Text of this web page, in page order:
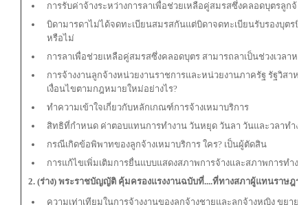
การรับค่าจ้างระหว่างการลาเพื่อช่วยเหลือคู่สมรสซึ่งคลอดบุตรลูกจ้า
บิดามารดาไม่ได้จดทะเบียนสมรสกันแต่บิดาจดทะเบียนรับรองบุตรบิ
หรือไม่
การลาเพื่อช่วยเหลือคู่สมรสซึ่งคลอดบุตร สามารถลาเป็นช่วงเวลาหรื
การจ้างงานลูกจ้างหน่วยงานราชการและหน่วยงานภาครัฐ รัฐวิสา
เงื่อนไขตามกฎหมายใหม่อย่างไร?
ทำความเข้าใจเกี่ยวกับหลักเกณฑ์การจ้างเหมาบริการ
สิทธิที่กำหนด ค่าตอบแทนการทำงาน วันหยุด วันลา วันและวลาทำงา
กรณีเกิดข้อพิพาทของลูกจ้างเหมาบริการ ใคร? เป็นผู้ตัดสิน
การแก้ไขเพิ่มเติมการยื่นแบบแสดงสภาพการจ้างและสภาพการทำงา
2. (ร่าง) พระราชบัญญัติ คุ้มครองแรงงานฉบับที่....ที่ทางสภาผู้แทนราษฎรรั
ความเท่าเทียมในการจ้างงานของลูกจ้างชายและลูกจ้างหญิง ขยาย